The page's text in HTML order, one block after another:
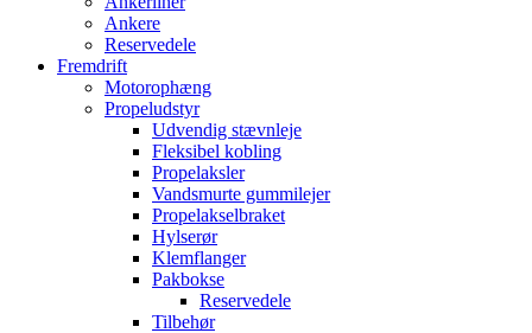
Ankere
Reservedele
Fremdrift
Motorophæng
Propeludstyr
Udvendig stævnleje
Fleksibel kobling
Propelaksler
Vandsmurte gummilejer
Propelakselbraket
Hylserør
Klemflanger
Pakbokse
Reservedele
Tilbehør